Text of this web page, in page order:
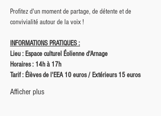
Profitez d'un moment de partage, de détente et de
convivialité autour de la voix !
INFORMATIONS PRATIQUES :
Lieu : Espace culturel Éolienne d'Arnage
Horaires : 14h à 17h
Tarif : Élèves de l'EEA 10 euros / Extérieurs 15 euros
Afficher plus